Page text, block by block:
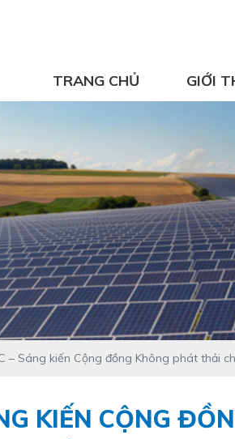
TRANG CHỦ GIỚI
– Sáng kiến Cộng đồng Không phát thải
KIẾN CỘNG